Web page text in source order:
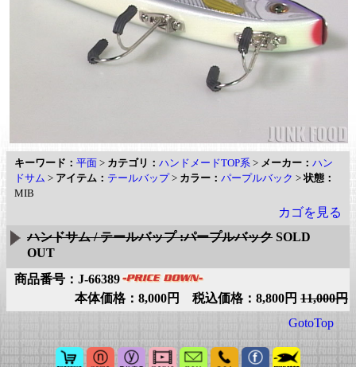
キーワード： 平面 > カテゴリ： ハンドメードTOP系 > メーカー： ハン
ドサム > アイテム： テールバップ> カラー： パープルバック >状態：
MIB
カゴを見る
ハンドサム / テールバップ :パープルバック SOLD
OUT
商品番号：J-66389
本体価格：8,000円 税込価格：8,800円 11,000円
GotoTop